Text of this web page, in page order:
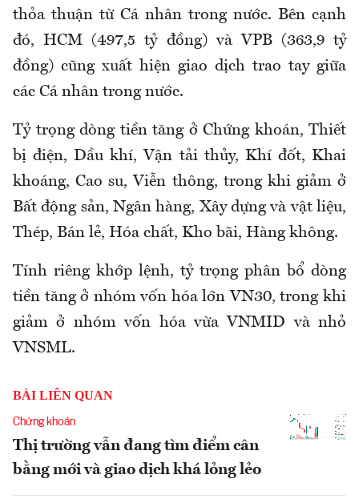
thỏa thuận từ Cá nhân trong nước. Bên cạnh
đó, HCM (497,5 tỷ đồng) và VPB (363,9 tỷ
đồng) cũng xuất hiện giao dịch trao tay giữa
các Cá nhân trong nước.
Tỷ trọng dòng tiền tăng ở Chứng khoán, Thiết
bị điện, Dầu khí, Vận tải thủy, Khí đốt, Khai
khoáng, Cao su, Viễn thông, trong khi giảm ở
Bất động sản, Ngân hàng, Xây dựng và vật liệu,
Thép, Bán lẻ, Hóa chất, Kho bãi, Hàng không.
Tính riêng khớp lệnh, tỷ trọng phân bổ dòng
tiền tăng ở nhóm vốn hóa lớn VN30, trong khi
giảm ở nhóm vốn hóa vừa VNMID và nhỏ
VNSML.
BÀI LIÊN QUAN
Chứng khoán
Thị trường vẫn đang tìm điểm cân
bằng mới và giao dịch khá lỏng lẻo